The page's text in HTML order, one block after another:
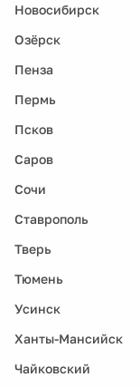
Новосибирск
Озёрск
Пенза
Пермь
Псков
Саров
Сочи
Ставрополь
Тверь
Тюмень
Усинск
Ханты-Мансийск
Чайковский